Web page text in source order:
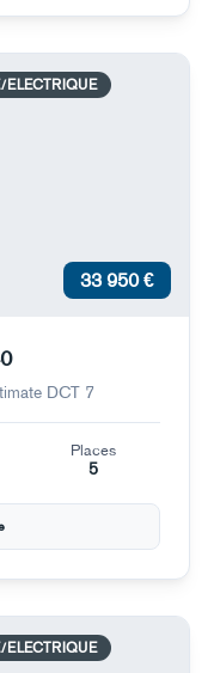
ELECTRIQUE
33 950 €
DCT 7
Places
5
ELECTRIQUE